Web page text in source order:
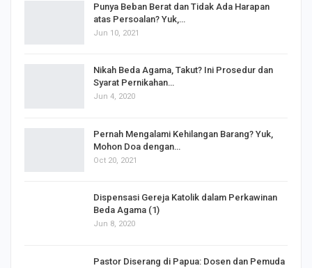
Punya Beban Berat dan Tidak Ada Harapan
atas Persoalan? Yuk,…
Jun 10, 2021
Nikah Beda Agama, Takut? Ini Prosedur dan
Syarat Pernikahan…
Jun 4, 2020
Pernah Mengalami Kehilangan Barang? Yuk,
Mohon Doa dengan…
Oct 20, 2021
Dispensasi Gereja Katolik dalam Perkawinan
Beda Agama (1)
Jun 8, 2020
Pastor Diserang di Papua: Dosen dan Pemuda